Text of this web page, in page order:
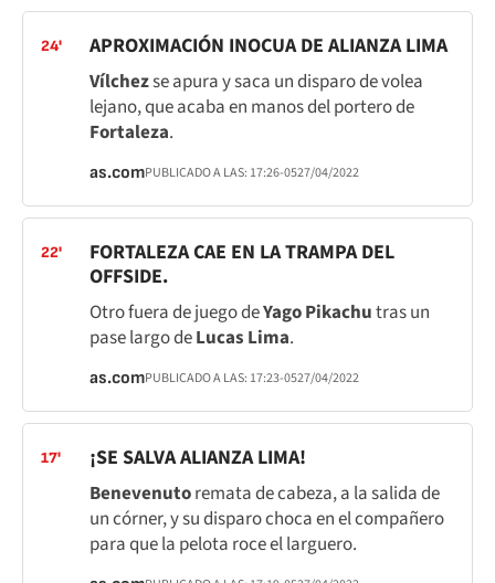
24' APROXIMACIÓN INOCUA DE ALIANZA LIMA
Vílchezse apura y saca un disparo de volea
lejano, que acaba en manos del portero de
Fortaleza.
as.comPUBLICADO A LAS: 17:26-0527/04/2022
22'
FORTALEZA CAE EN LA TRAMPA DEL
OFFSIDE.
Otro fuera de juego deYago Pikachutras un
pase largo deLucas Lima.
as.comPUBLICADO A LAS: 17:23-0527/04/2022
17' ¡SE SALVA ALIANZA LIMA!
Benevenutoremata de cabeza, a la salida de
un córner, y su disparo choca en el compañero
para que la pelota roce el larguero.